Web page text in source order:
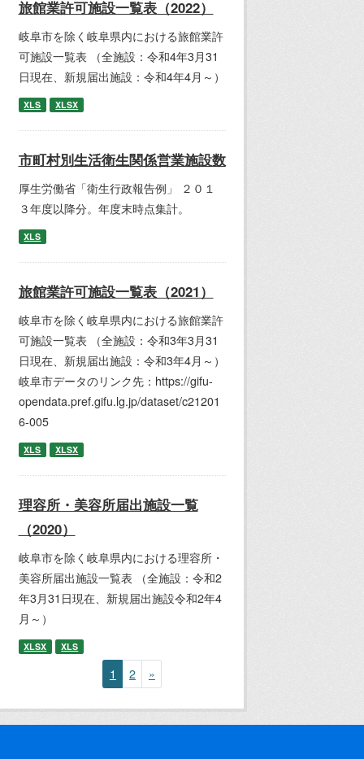
旅館業許可施設一覧表（2022）
岐阜市を除く岐阜県内における旅館業許
可施設一覧表 （全施設：令和4年3月31
日現在、新規届出施設：令和4年4月～）
XLS XLSX
市町村別生活衛生関係営業施設数
厚生労働省「衛生行政報告例」 ２０１
３年度以降分。年度末時点集計。
XLS
旅館業許可施設一覧表（2021）
岐阜市を除く岐阜県内における旅館業許
可施設一覧表 （全施設：令和3年3月31
日現在、新規届出施設：令和3年4月～）
岐阜市データのリンク先：https://gifu-
opendata.pref.gifu.lg.jp/dataset/c21201
6-005
XLS XLSX
理容所・美容所届出施設一覧
（2020）
岐阜市を除く岐阜県内における理容所・
美容所届出施設一覧表 （全施設：令和2
年3月31日現在、新規届出施設令和2年4
月～）
XLSX XLS
1 2 »